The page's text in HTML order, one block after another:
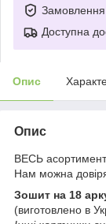
Замовлення
Доступна
Опис
Опис
ВЕСЬ
Нам можна
Зошит на 18
(виготовлено в